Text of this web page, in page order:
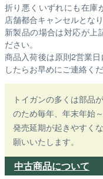
折り悪くいずれにも在庫
店舗都合キャンセルとなり
新製品の場合は対応が上
ださい。
商品入荷後は原則2営業
したらお早めにご連絡くだ
トイガンの多くは部品
のため毎年、年末年始
発売延期が起きやすく
願いいたします。
中古商品について